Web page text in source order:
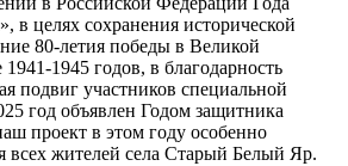
в целях сохранения исторической
80-летия победы в Великой
1945 годов, в благодарность
подвиг участников специальной
год объявлен Годом защитника
проект в этом году особенно
всех жителей села Старый Белый Яр.